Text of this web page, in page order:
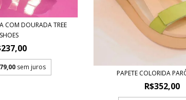
COM DOURADA TREE
SHOES
sem juros
PAPETE COLORIDA
R$352,00